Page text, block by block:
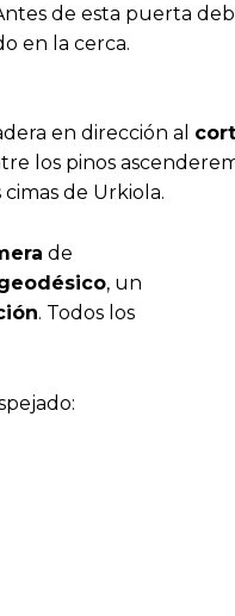
de esta puerta
en la cerca.
en dirección al
los pinos
de Urkiola.
de
, un
. Todos los